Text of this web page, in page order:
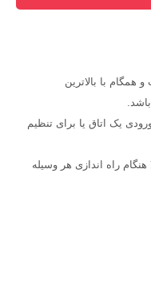
با بالاترین
یک اتاق یا برای تنظیم
راه اندازی هر وسیله